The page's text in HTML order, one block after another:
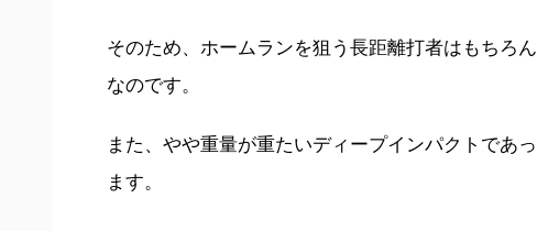
そのため、ホームランを狙う長距離打者はもちろ
なのです。
また、やや重量が重たいディープインパクトであ
ます。